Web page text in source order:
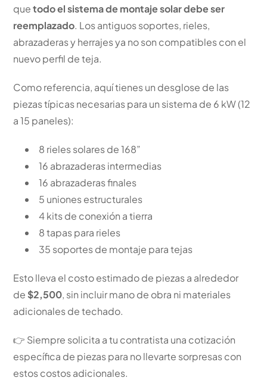
quetodo el sistema de montaje solar debe ser
reemplazado. Los antiguos soportes, rieles,
abrazaderas y herrajes ya no son compatibles con el
nuevo perfil de teja.
Como referencia, aquí tienes un desglose de las
piezas típicas necesarias para un sistema de 6 kW (12
a 15 paneles):
8 rieles solares de 168”
16 abrazaderas intermedias
16 abrazaderas finales
5 uniones estructurales
4 kits de conexión a tierra
8 tapas para rieles
35 soportes de montaje para tejas
Esto lleva el costo estimado de piezas a alrededor
de $2,500, sin incluir mano de obra ni materiales
adicionales de techado.
👉 Siempre solicita a tu contratista una cotización
específica de piezas para no llevarte sorpresas con
estos costos adicionales.